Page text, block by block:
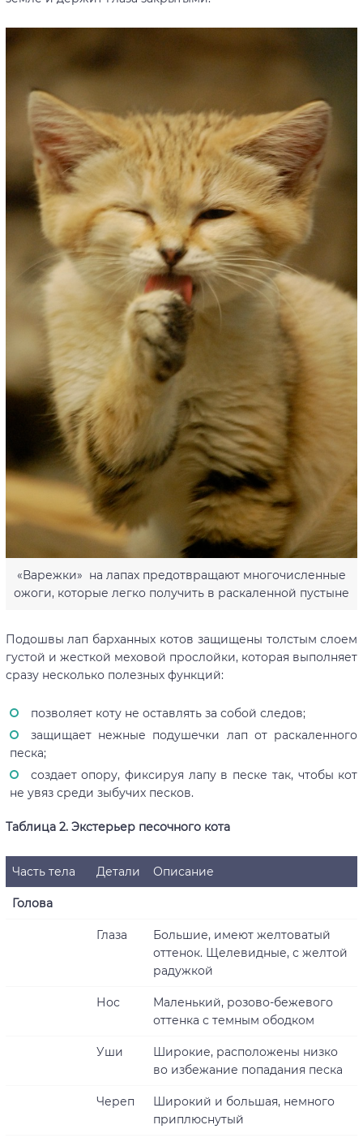
«Варежки» на лапах предотвращают многочисленные
ожоги, которые легко получить в раскаленной пустыне
Подошвы лап барханных котов защищены толстым слоем
густой и жесткой меховой прослойки, которая выполняет
сразу несколько полезных функций:
позволяет коту не оставлять за собой следов;
защищает нежные подушечки лап от раскаленного
песка;
создает опору, фиксируя лапу в песке так, чтобы кот
не увяз среди зыбучих песков.
Таблица 2. Экстерьер песочного кота
Часть тела Детали Описание
Голова
Глаза
Большие, имеют желтоватый
оттенок. Щелевидные, с желтой
радужкой
Нос
Маленький, розово-бежевого
оттенка с темным ободком
Уши
Широкие, расположены низко
во избежание попадания песка
Череп
Широкий и большая, немного
приплюснутый